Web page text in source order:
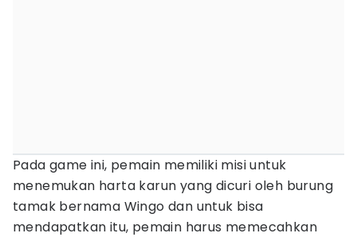
Pada game ini, pemain memiliki misi untuk
menemukan harta karun yang dicuri oleh burung
tamak bernama Wingo dan untuk bisa
mendapatkan itu, pemain harus memecahkan